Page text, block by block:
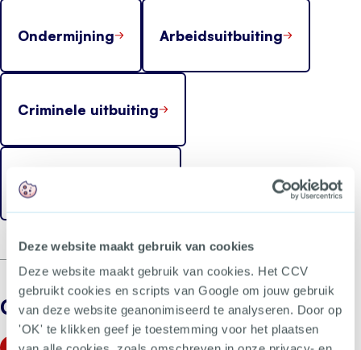
Deze website maakt gebruik van cookies
Deze website maakt gebruik van cookies. Het CCV
gebruikt cookies en scripts van Google om jouw gebruik
van deze website geanonimiseerd te analyseren. Door op
'OK' te klikken geef je toestemming voor het plaatsen
Ondermijning Arbeidsuitbuiting
Criminele uitbuiting
Seksuele uitbuiting
Gerelateerd